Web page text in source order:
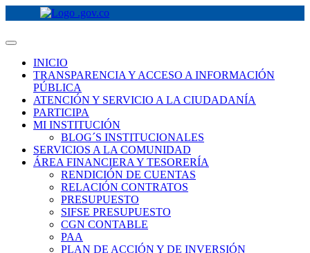
INICIO
TRANSPARENCIA Y ACCESO A INFORMACIÓN
PÚBLICA
ATENCIÓN Y SERVICIO A LA CIUDADANÍA
PARTICIPA
MI INSTITUCIÓN
BLOG´S INSTITUCIONALES
SERVICIOS A LA COMUNIDAD
ÁREA FINANCIERA Y TESORERÍA
RENDICIÓN DE CUENTAS
RELACIÓN CONTRATOS
PRESUPUESTO
SIFSE PRESUPUESTO
CGN CONTABLE
PAA
PLAN DE ACCIÓN Y DE INVERSIÓN